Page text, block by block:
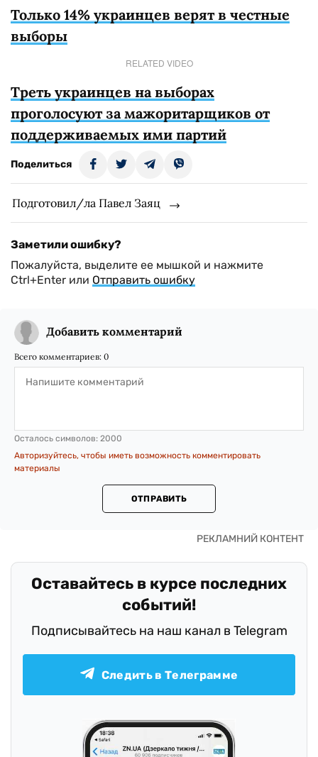
Только 14% украинцев верят в честные
выборы
RELATED VIDEO
Треть украинцев на выборах
проголосуют за мажоритарщиков от
поддерживаемых ими партий
Поделиться
Подготовил/ла Павел Заяц
Заметили ошибку?
Пожалуйста, выделите ее мышкой и нажмите
Ctrl+Enter или Отправить ошибку
Добавить комментарий
Всего комментариев: 0
Осталось символов: 2000
Авторизуйтесь, чтобы иметь возможность комментировать
материалы
ОТПРАВИТЬ
Оставайтесь в курсе последних
событий!
Подписывайтесь на наш канал в Telegram
Следить в Телеграмме